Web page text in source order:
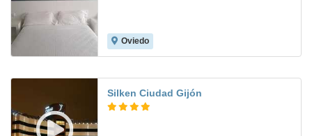
Oviedo
Silken Ciudad Gijón